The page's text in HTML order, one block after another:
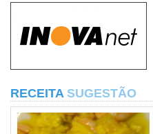
RECEITA SUGESTÃO